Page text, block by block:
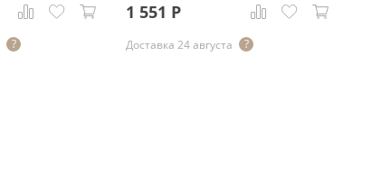
1 551 Р
Доставка 24 августа